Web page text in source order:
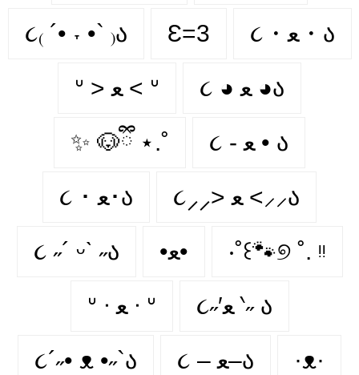
૮₍ ´• ˕ •` ₎ა Ɛ=3 ૮・ﻌ・ა
ᐡ > ﻌ < ᐡ ૮ ◕ ﻌ ◕ა
✨ 🐶ྀི ⋆.˚ ૮ - ﻌ • ა⁩
૮ ･ ﻌ･ა ૮⸝⸝> ﻌ <⸝⸝ა
૮ ˶´ ᵕˋ ˶ა •ﻌ• ‧˚꒰🐾୭ ˚. ᵎᵎ
ᐡ ᐧ ﻌ ᐧ ᐡ ૮˶′ﻌ ‵˶ ა
૮´˶• ᴥ •˶`ა ૮ – ﻌ–ა ·ᴥ·